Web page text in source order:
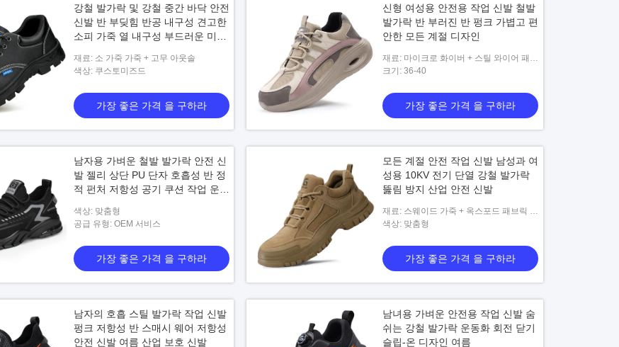
연 상상하는
밀리미터를 안내하
을 구하라
공장 공급 에스테르 혼방 프랑스 변장 F1
프랑스 군복 ( Shirt+pants+cap)
가장 좋은 가격 을 구하라
사람들의 폴리 / 면 찢어지는 것을 막도록
가공된 ACU 더운 날씨 OCP 균일한 코팅
가장 좋은 가격 을 구하라
220gsm 구성 비난에 까딱없는 코
Gen3과 싸웁니다
가장 좋은 가격 을 구하라
강철 발가락 및 강철 중간 바닥 안전
신발 반 부딪힘 반공 내구성 견고한
소피 가죽 열 내구성 부드러운 미끄
재료: 소 가죽 가죽 + 고무 아웃솔
색상: 쿠스토미즈드
가장 좋은 가격 을 구하라
신형 여성용 안전용 작업 신발 철발
발가락 반 부러진 반 펑크 가볍고 편
안한 모든 계절 디자인
재료: 마이크로 화이버 + 스틸 와이어 패브
릭 + Kevlar 미드솔 + 고무 아웃솔
크기: 36-40
가장 좋은 가격 을 구하라
남자용 가벼운 철발 발가락 안전 신
발 젤리 상단 PU 단자 호흡성 반 정
적 펀처 저항성 공기 쿠션 작업 운동
색상: 맞춤형
공급 유형: OEM 서비스
가장 좋은 가격 을 구하라
모든 계절 안전 작업 신발 남성과 여
성용 10KV 전기 단열 강철 발가락
뚫림 방지 산업 안전 신발
재료: 스웨이드 가죽 + 옥스포드 패브릭 +
케블라 미드솔 + 고무 아웃솔
색상: 맞춤형
가장 좋은 가격 을 구하라
남자의 호흡 스틸 발가락 작업 신발
펑크 저항성 반 스매시 웨어 저항성
안전 신발 여름 산업 보호 신발
남녀용 가벼운 안전용 작업 신발 숨
쉬는 강철 발가락 운동화 회전 닫기
슬립-온 디자인 여름